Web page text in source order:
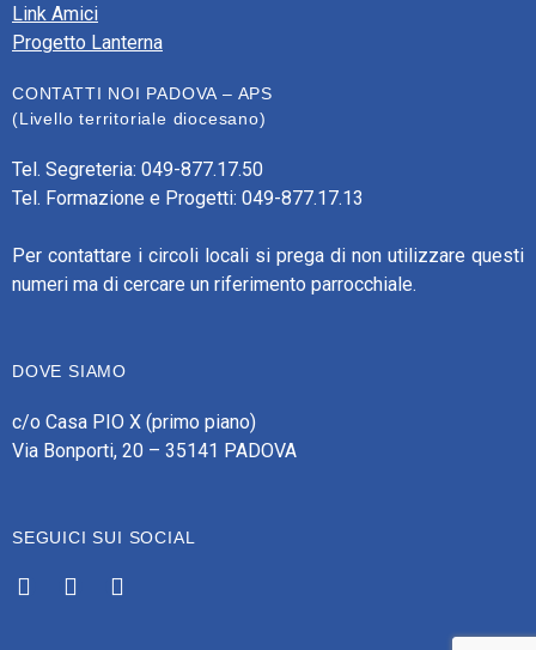
Link Amici
Progetto Lanterna
CONTATTI NOI PADOVA – APS
(Livello territoriale diocesano)
Tel. Segreteria: 049-877.17.50
Tel. Formazione e Progetti: 049-877.17.13
Per contattare i circoli locali si prega di non utilizzare questi
numeri ma di cercare un riferimento parrocchiale.
DOVE SIAMO
c/o Casa PIO X (primo piano)
Via Bonporti, 20 – 35141 PADOVA
SEGUICI SUI SOCIAL